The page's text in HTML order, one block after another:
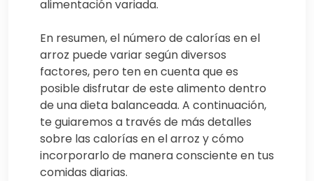
alimentación variada.
En resumen, el número de calorías en el
arroz puede variar según diversos
factores, pero ten en cuenta que es
posible disfrutar de este alimento dentro
de una dieta balanceada. A continuación,
te guiaremos a través de más detalles
sobre las calorías en el arroz y cómo
incorporarlo de manera consciente en tus
comidas diarias.